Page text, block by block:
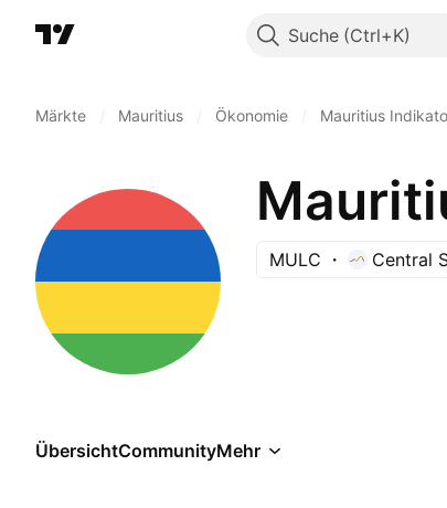
Suche
Märkte Mauritius Ökonomie Mauritius
MULC Central
ÜbersichtCommunityMehr